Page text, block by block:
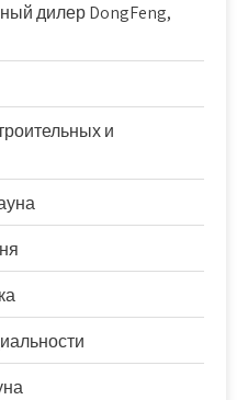
дилер DongFeng,
и